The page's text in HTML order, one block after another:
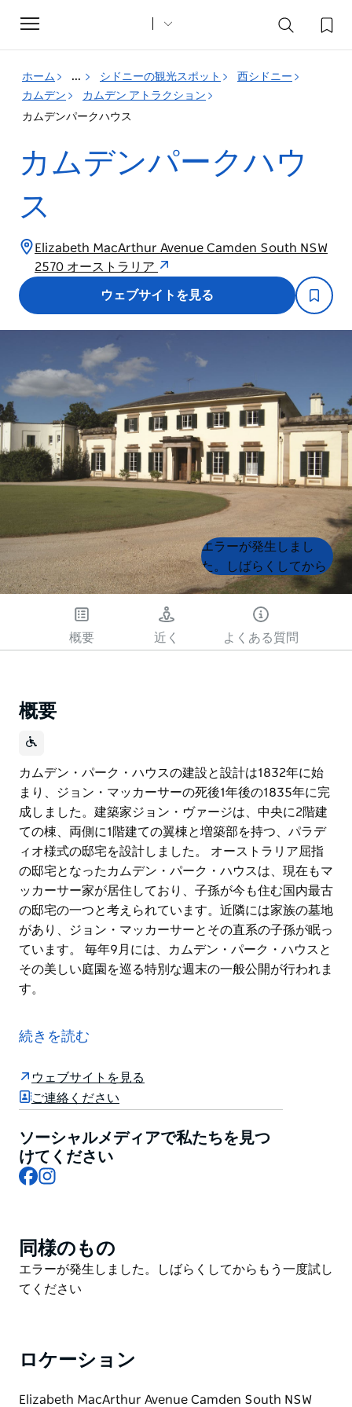
Toggle
navigation
ホーム ... シドニーの観光スポット
西シドニー
カムデン
カムデン アトラクション
カムデンパークハウス
カムデンパークハウ
ス
Elizabeth MacArthur Avenue Camden South NSW
2570 オーストラリア
ウェブサイトを見る
Product
List
Product
List
エラーが発生しまし
た。しばらくしてから
もう一度試してくださ
概要 近く よくある質問
概要
カムデン・パーク・ハウスの建設と設計は1832年に始
まり、ジョン・マッカーサーの死後1年後の1835年に完
成しました。建築家ジョン・ヴァージは、中央に2階建
ての棟、両側に1階建ての翼棟と増築部を持つ、パラデ
ィオ様式の邸宅を設計しました。 オーストラリア屈指
の邸宅となったカムデン・パーク・ハウスは、現在もマ
ッカーサー家が居住しており、子孫が今も住む国内最古
の邸宅の一つと考えられています。近隣には家族の墓地
があり、ジョン・マッカーサーとその直系の子孫が眠っ
ています。 毎年9月には、カムデン・パーク・ハウスと
その美しい庭園を巡る特別な週末の一般公開が行われま
す。
まり、ジョン・マッカーサーの死後1年後の1835年に完
成しました。建築家ジョン・ヴァージは、中央に2階建
ィオ様式の邸宅を設計しました。
ハウスは、現在もマッカーサー家が居住しており、子孫
が今も住む国内最古の邸宅の一つと考えられています。
近隣には家族の墓地があり、ジョン・マッカーサーとそ
庭園を巡る特別な週末の一般公開が行われます。
続きを読む
ウェブサイトを見る
ご連絡ください
ソーシャルメディアで私たちを見つ
けてください
Facebook
Product
List
同様のもの
Product
List
エラーが発生しました。しばらくしてからもう一度試し
てください
ロケーション
Elizabeth MacArthur Avenue Camden South NSW